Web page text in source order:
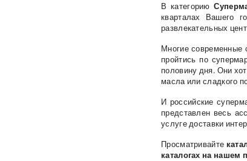
В категорию
кварталах Вашего
развлекательных
Многие современные
пройтись по
половину дня. Они
масла или сладкого
И российские
представлен весь
услуге доставки
Просматривайте
каталогах на нашем